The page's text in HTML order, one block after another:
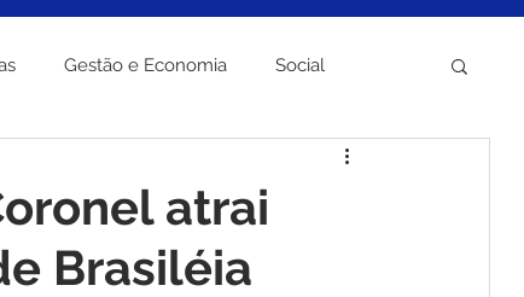
Gestão e Economia Social
Meio Ambiente
Dengue
atrai
Brasiléia